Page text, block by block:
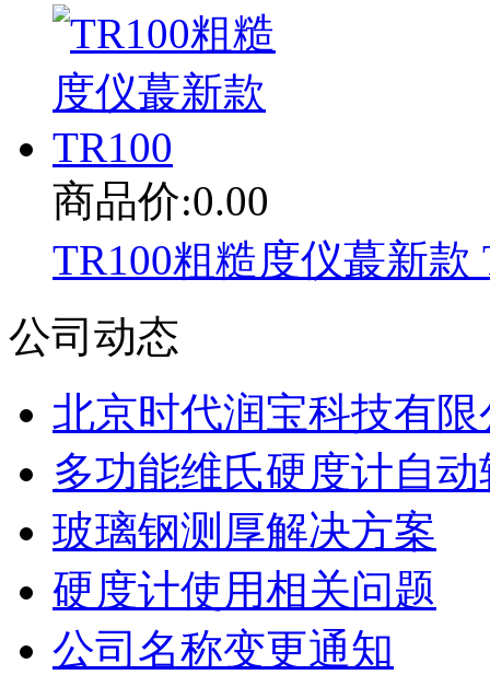
商品价:0.00
TR100粗糙度仪蕞新款
公司动态
北京时代润宝科技有
多功能维氏硬度计自
玻璃钢测厚解决方案
硬度计使用相关问题
公司名称变更通知